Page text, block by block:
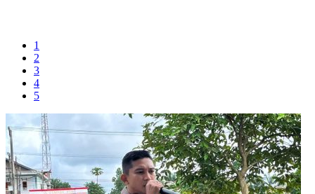
1
2
3
4
5